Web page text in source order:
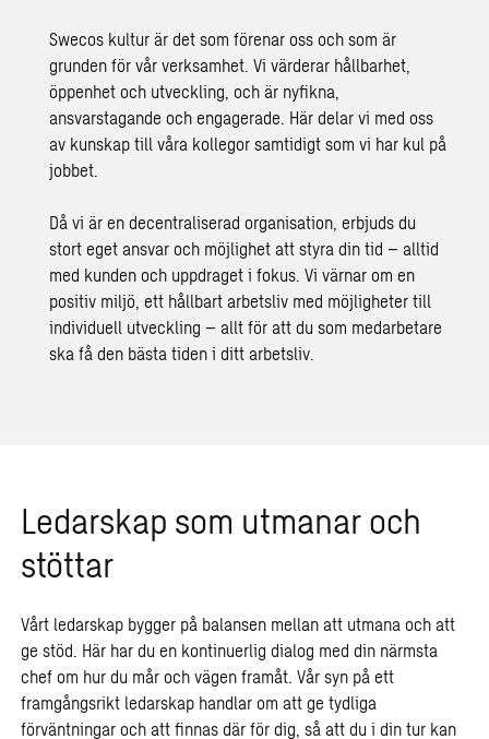
Swecos kultur är det som förenar oss och som är
grunden för vår verksamhet. Vi värderar hållbarhet,
öppenhet och utveckling, och är nyfikna,
ansvarstagande och engagerade. Här delar vi med oss
av kunskap till våra kollegor samtidigt som vi har kul på
jobbet.
Då vi ären decentraliserad organisation, erbjuds du
stort eget ansvar och möjlighet att styra din tid – alltid
med kunden och uppdraget i fokus.Vi värnar om en
positiv miljö, ett hållbart arbetsliv med möjligheter till
individuell utveckling – allt för att du som medarbetare
ska få den bästa tiden i ditt arbetsliv.
Ledarskap som utmanar och
stöttar
Vårt ledarskapbygger på balansen mellan att utmana och att
ge stöd. Här har du en kontinuerlig dialog med din närmsta
chef om hur du mår och vägen framåt. Vår syn på ett
framgångsrikt ledarskap handlar om att ge tydliga
förväntningar ochatt finnas där för dig, så att du i din tur kan